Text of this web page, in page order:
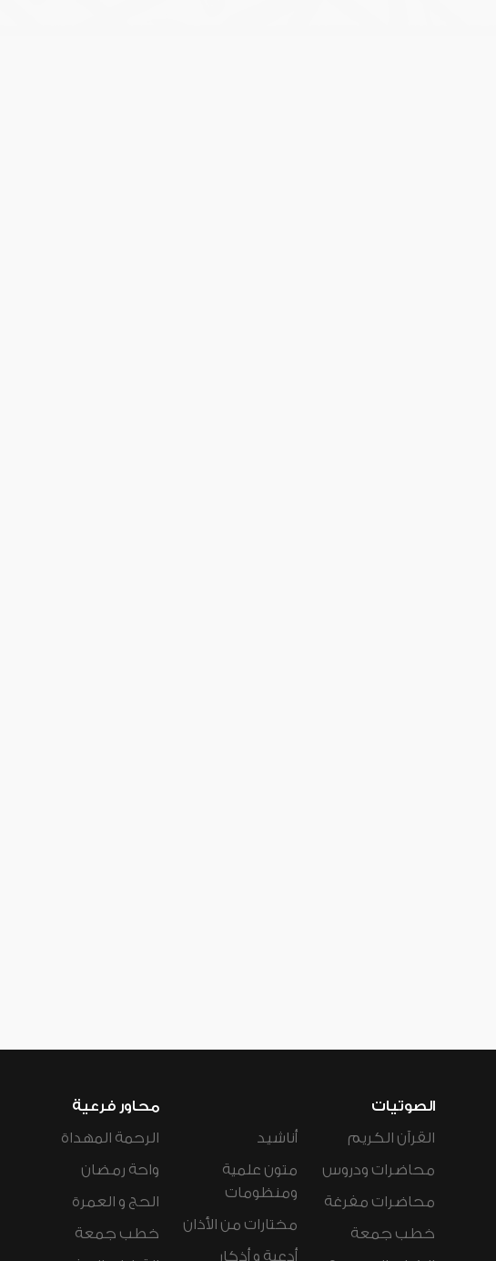
الصوتيات
القرآن الكريم
محاضرات ودروس
محاضرات مفرغة
خطب جمعة
أناشيد
متون علمية
ومنظومات
مختارات من الأذان
أدعية و أذكار
محاور فرعية
الرحمة المهداة
واحة رمضان
الحج و العمرة
خطب جمعة